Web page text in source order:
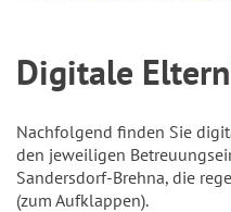
Digitale
Nachfolgend finden Sie
den jeweiligen
Sandersdorf-Brehna, die
(zum Aufklappen).